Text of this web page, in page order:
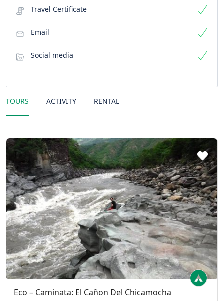
Travel Certificate
Email
Social media
TOURS ACTIVITY RENTAL
Eco – Caminata: El Cañon Del Chicamocha